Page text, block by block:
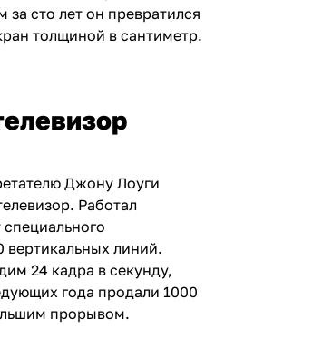
сто лет он превратился
толщиной в сантиметр.
Джону Лоуги
Работал
вертикальных линий.
24 кадра в секунду,
года продали 1000
прорывом.